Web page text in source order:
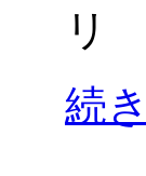
リ
続